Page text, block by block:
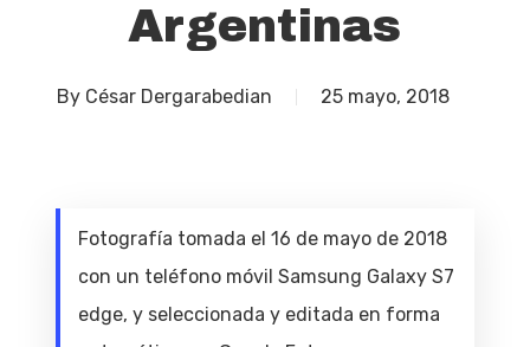
Argentinas
By César Dergarabedian 25 mayo, 2018
Fotografía tomada el 16 de mayo de 2018
con un teléfono móvil Samsung Galaxy S7
edge, y seleccionada y editada en forma